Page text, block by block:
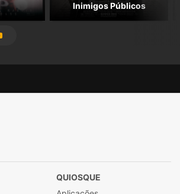
Inimigos Públicos
QUIOSQUE